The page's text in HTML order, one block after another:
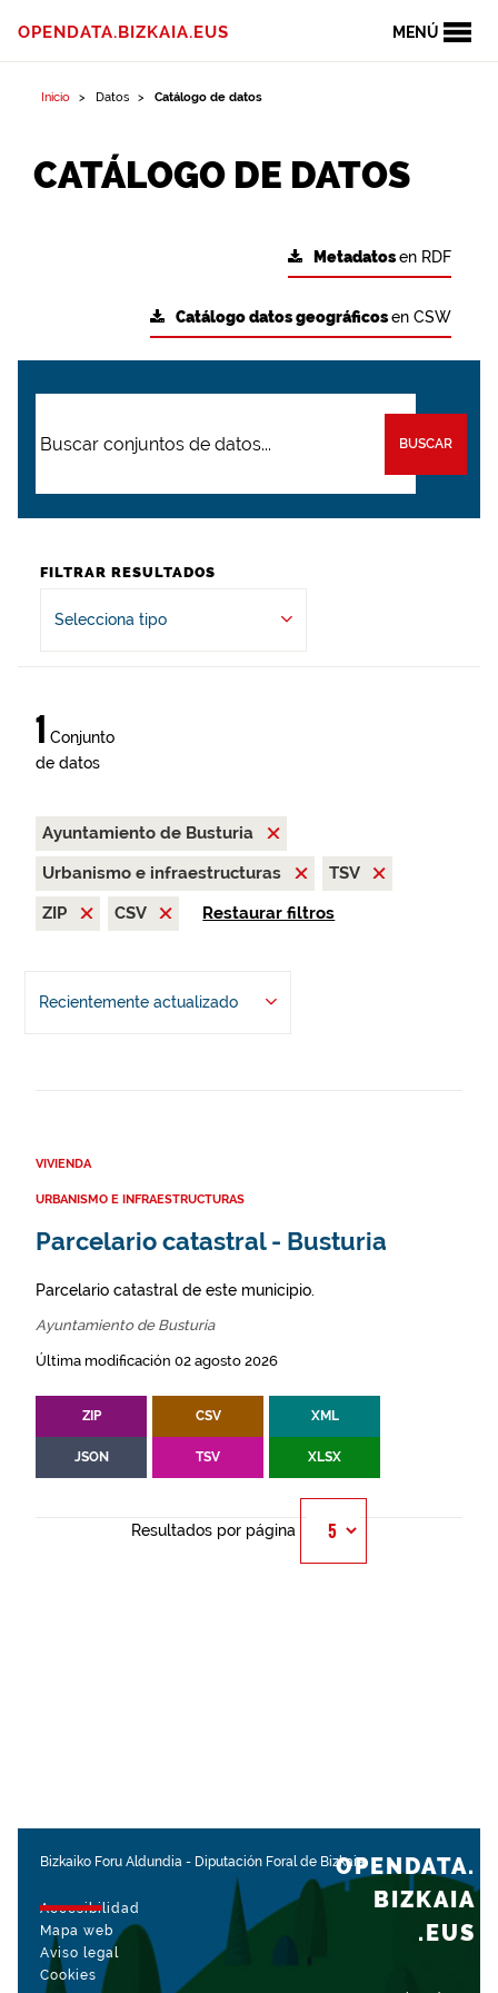
MENÚ
OPENDATA.BIZKAIA.EUS
Inicio Datos Catálogo de datos
CATÁLOGO DE DATOS
Metadatosen RDF
Catálogo datos geográficosen CSW
BUSCAR
FILTRAR RESULTADOS
Selecciona tipo
1 Conjunto
de datos
Ayuntamiento de Busturia
Urbanismo e infraestructuras
TSV
ZIP
CSV Restaurar filtros
Recientemente actualizado
VIVIENDA
URBANISMO E INFRAESTRUCTURAS
Parcelario catastral - Busturia
Parcelario catastral de este municipio.
Ayuntamiento de Busturia
Última modificación 02 agosto 2026
ZIP CSV XML
JSON TSV XLSX
Resultados por página
Bizkaiko Foru Aldundia - Diputación Foral de Bizkaia
Accesibilidad
Mapa web
Aviso legal
Cookies
OPENDATA.
BIZKAIA
.EUS